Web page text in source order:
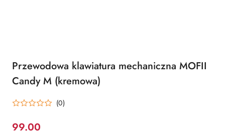
Przewodowa klawiatura mechaniczna MOFII
Candy M (kremowa)
(0)
Cena:
99.00